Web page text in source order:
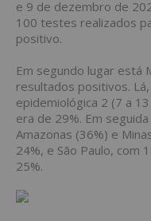
e 9 de dezembro de
100 testes realizados
positivo.
Em segundo lugar está
resultados positivos.
epidemiológica 2 (7 a
era de 29%. Em
Amazonas (36%) e
24%, e São Paulo, com
25%.